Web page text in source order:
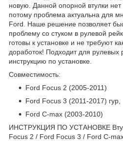
новую. Данной опорной втулки нет
потому проблема актуальна для
Ford. Наше решение позволяет
проблему со стуком в рулевой
готовы к установке и не требуют
доработок! Подходит для рулевых
инструкцию по установке.
Совместимость:
Ford Focus 2 (2005-2011)
Ford Focus 3 (2011-2017) гур,
Ford C-max (2003-2010)
ИНСТРУКЦИЯ ПО УСТАНОВКЕ
Focus 2 / Ford Focus 3 / Ford C-